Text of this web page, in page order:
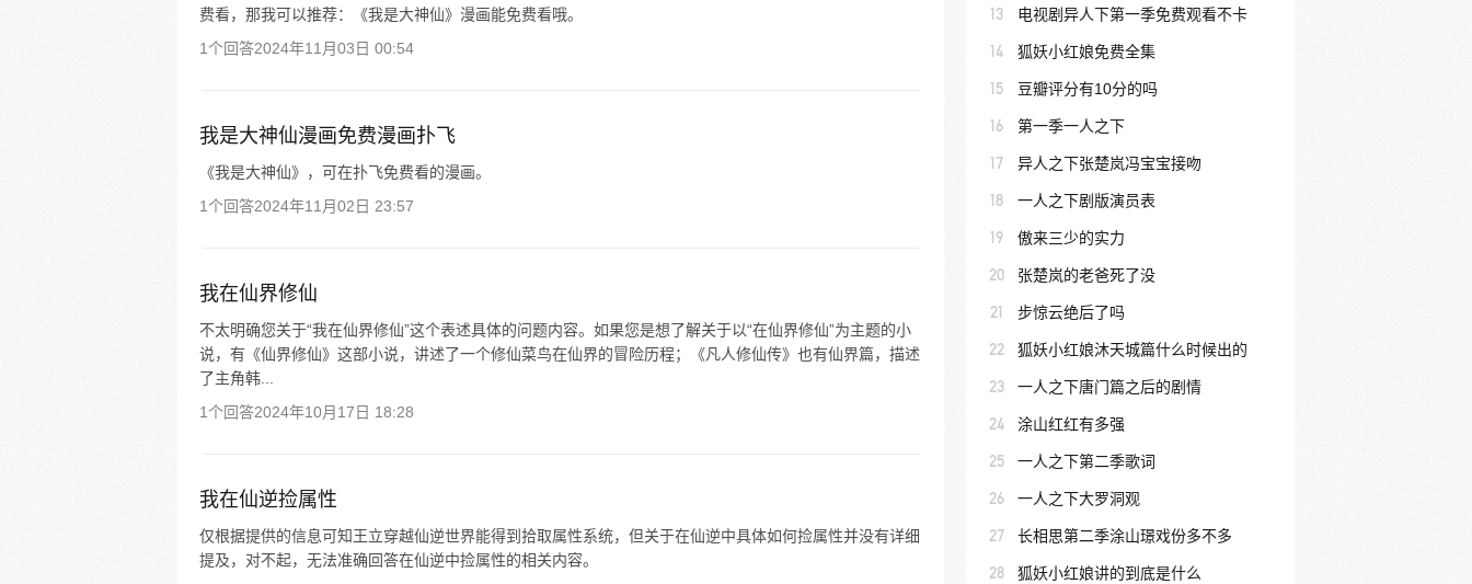
费看，那我可以推荐：《我是大神仙》漫画能免费看哦。
1个回答2024年11月03日 00:54
我是大神仙漫画免费漫画扑飞
《我是大神仙》，可在扑飞免费看的漫画。
1个回答2024年11月02日 23:57
我在仙界修仙
不太明确您关于“我在仙界修仙”这个表述具体的问题内容。如果您是想了解关于以“在仙界修仙”为主题的小
说，有《仙界修仙》这部小说，讲述了一个修仙菜鸟在仙界的冒险历程；《凡人修仙传》也有仙界篇，描述
了主角韩...
1个回答2024年10月17日 18:28
我在仙逆捡属性
仅根据提供的信息可知王立穿越仙逆世界能得到拾取属性系统，但关于在仙逆中具体如何捡属性并没有详细
提及，对不起，无法准确回答在仙逆中捡属性的相关内容。
13 电视剧异人下第一季免费观看不卡
14 狐妖小红娘免费全集
15 豆瓣评分有10分的吗
16 第一季一人之下
17 异人之下张楚岚冯宝宝接吻
18 一人之下剧版演员表
19 傲来三少的实力
20 张楚岚的老爸死了没
21 步惊云绝后了吗
22 狐妖小红娘沐天城篇什么时候出的
23 一人之下唐门篇之后的剧情
24 涂山红红有多强
25 一人之下第二季歌词
26 一人之下大罗洞观
27 长相思第二季涂山璟戏份多不多
28 狐妖小红娘讲的到底是什么